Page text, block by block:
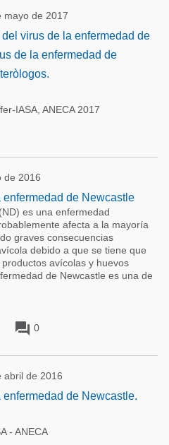
mayo de 2017
virus de la enfermedad de
de la enfermedad de
IASA, ANECA 2017
de 2016
de Newcastle
es una enfermedad
afecta a la mayoría
graves consecuencias
debido a que se tiene que
avícolas y huevos
de Newcastle es una de
forum 0
abril de 2016
de Newcastle.
- ANECA